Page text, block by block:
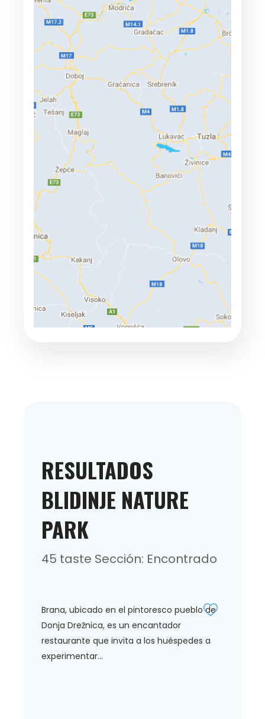
RESULTADOS
BLIDINJE NATURE
PARK
45 taste Sección: Encontrado
Brana, ubicado en el pintoresco pueblo de
Donja Drežnica, es un encantador
restaurante que invita a los huéspedes a
experimentar...